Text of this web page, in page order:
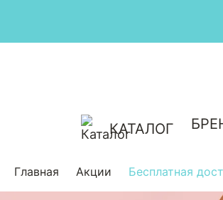
КАТАЛОГ
Главная Акции Бесплатная